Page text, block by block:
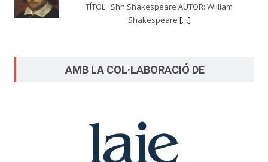
TÍTOL: Shh Shakespeare AUTOR: William
Shakespeare […]
AMB LA COL·LABORACIÓ DE